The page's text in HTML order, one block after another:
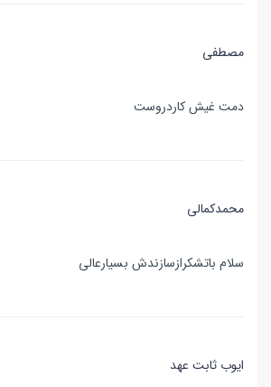
مصطفی
دمت غیش کاردروست
محمدکمالی
سلام باتشکرازسازندش بسیارعالی
ایوب ثابت عهد